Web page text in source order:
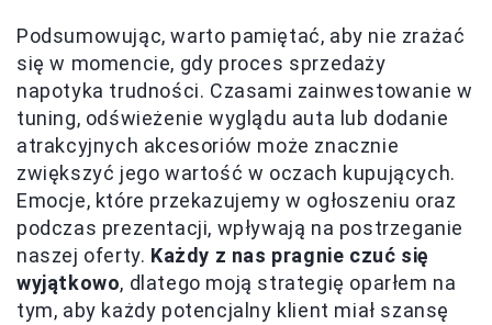
Podsumowując, warto pamiętać, aby nie zrażać
się w momencie, gdy proces sprzedaży
napotyka trudności. Czasami zainwestowanie w
tuning, odświeżenie wyglądu auta lub dodanie
atrakcyjnych akcesoriów może znacznie
zwiększyć jego wartość w oczach kupujących.
Emocje, które przekazujemy w ogłoszeniu oraz
podczas prezentacji, wpływają na postrzeganie
naszej oferty. Każdy z nas pragnie czuć się
wyjątkowo, dlatego moją strategię oparłem na
tym, aby każdy potencjalny klient miał szansę